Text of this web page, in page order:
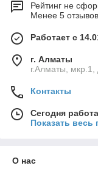
Рейтинг не
Менее 5
Работает с
г. Алматы
г.Алматы,
Контакты
Сегодня
Показать весь
О нас